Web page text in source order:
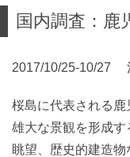
国内調査：鹿
2017/10/25-10/27
桜島に代表される
雄大な景観を形成
眺望、歴史的建造